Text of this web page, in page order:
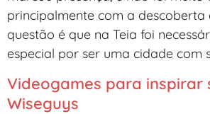
principalmente com a descoberta
questão é que na Teia foi
especial por ser uma cidade com
Videogames para inspirar
Wiseguys